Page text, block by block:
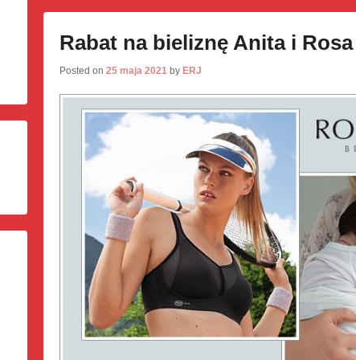
Rabat na bieliznę Anita i
Posted on 25 maja 2021 by ERJ